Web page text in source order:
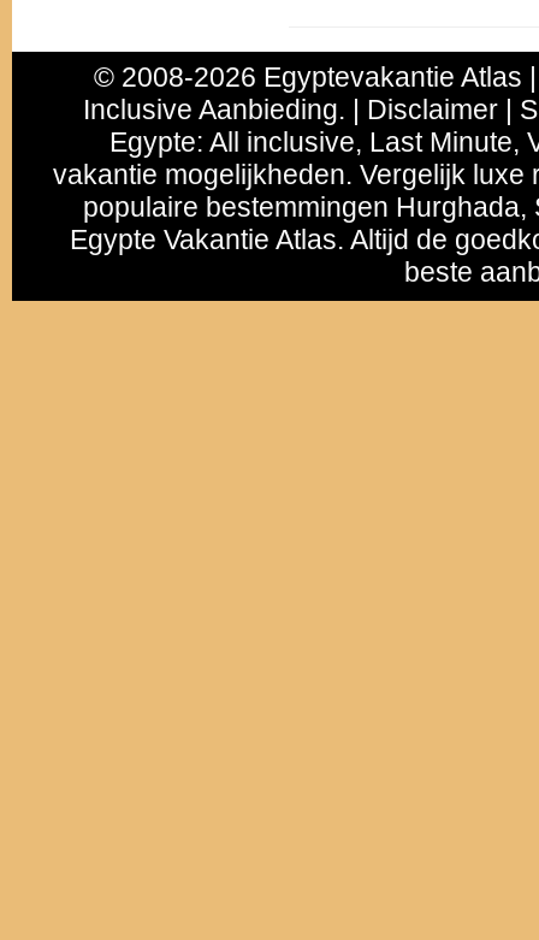
© 2008-2026 Egyptevakantie Atlas
Inclusive Aanbieding. | Disclaimer |
Egypte: All inclusive, Last Minute,
vakantie mogelijkheden. Vergelijk
populaire bestemmingen Hurghada,
Egypte Vakantie Atlas. Altijd de
beste